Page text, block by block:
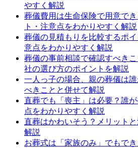
やすく解説
葬儀費用は生命保険で用意で
ト・注意点をわかりやすく解説
葬儀の見積もりを比較するポ
意点をわかりやすく解説
葬儀の事前相談で確認すべき
社の選び方のポイントを解説
一人っ子の場合、親の葬儀は
べきことと併せて解説
直葬でも「喪主」は必要？誰
点をわかりやすく解説
直葬はかわいそう？メリット
解説
お葬式は「家族のみ」でもで